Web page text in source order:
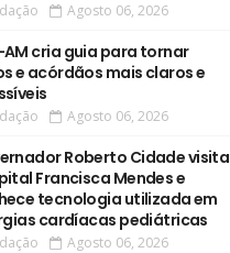
Agosto 06, 2026
AM cria guia para tornar
e acórdãos mais claros e
Agosto 06, 2026
Roberto Cidade visita
Francisca Mendes e
tecnologia utilizada em
cardíacas pediátricas
Agosto 06, 2026